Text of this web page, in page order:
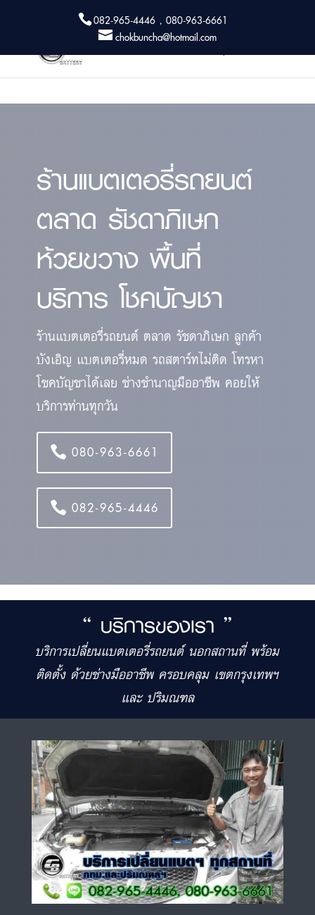
082-965-4446 , 080-963-6661
chokbuncha@hotmail.com
ร้านแบตเตอรี่รถยนต์
ตลาด รัชดาภิเษก
ห้วยขวาง พื้นที่
บริการ โชคบัญชา
ร้านแบตเตอรี่รถยนต์ ตลาด รัชดาภิเษก ลูกค้า
บังเอิญ แบตเตอรี่หมด รถสตาร์ทไม่ติด โทรหา
โชคบัญชาได้เลย ช่างชำนาญมืออาชีพ คอยให้
บริการท่านทุกวัน
080-963-6661
082-965-4446
“ บริการของเรา ”
บริการเปลี่ยนแบตเตอรี่รถยนต์ นอกสถานที่ พร้อม
ติดตั้ง ด้วยช่างมืออาชีพ ครอบคลุม เขตกรุงเทพฯ
และ ปริมณฑล